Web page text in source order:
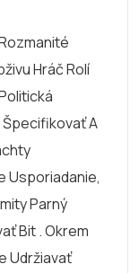
Hráč Rolí
A
Usporiadanie,
Parný
Bit . Okrem
Udržiavať